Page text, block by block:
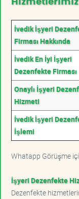
Hizmetlerimiz
İvedik İşyeri
Firması Hakkında
İvedik En İyi İşyeri
Dezenfekte Firması
Onaylı İşyeri
Hizmeti
İvedik İşyeri
İşlemi
Whatapp Görüşme
İşyeri Dezenfekte
Dezenfekte